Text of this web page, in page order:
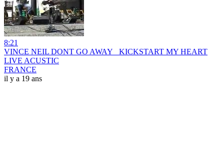
8:21
VINCE NEIL DONT GO AWAY_ KICKSTART MY HEART
LIVE ACUSTIC
FRANCE
il y a 19 ans